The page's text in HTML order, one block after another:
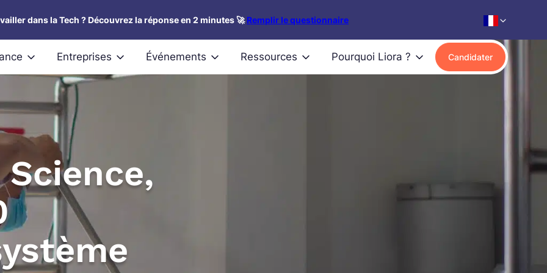
dans la Tech ? Découvrez la réponse en 2 minutes 🚀Remplir le questionnaire
Entreprises Événements Ressources Pourquoi Liora ? Candidater